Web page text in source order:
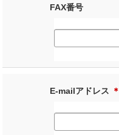
FAX番号
E-mailアドレス ＊